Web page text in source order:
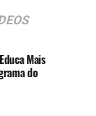
Mais
do